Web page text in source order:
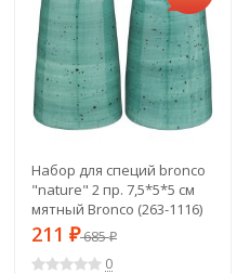
Набор для специй bronco
"nature" 2 пр. 7,5*5*5 см
мятный Bronco (263-1116)
211 ₽685₽
0